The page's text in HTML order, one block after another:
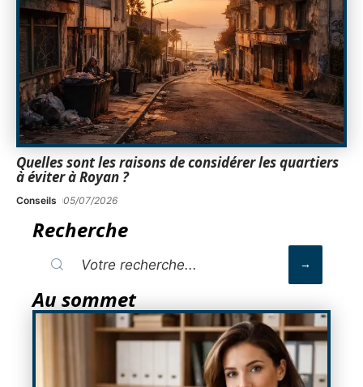
Quelles sont les raisons de considérer les quartiers
à éviter à Royan ?
Conseils 05/07/2026
Recherche
Au sommet